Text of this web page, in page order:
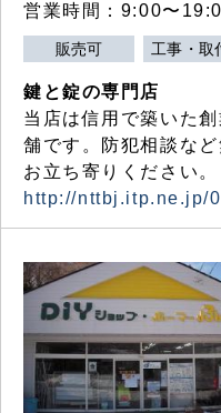
営業時間：9:00〜
販売可 工事・取
鍵と錠の専門店
当店は信用で築いた
舗です。防犯相談な
お立ち寄りください。
http://nttbj.itp.ne.jp/